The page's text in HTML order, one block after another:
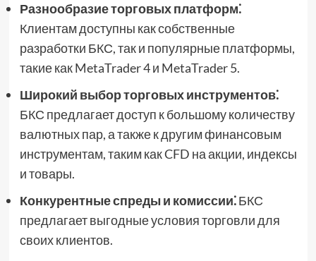
Разнообразие торговых платформ⁚
Клиентам доступны как собственные
разработки БКС, так и популярные платформы,
такие как MetaTrader 4 и MetaTrader 5.
Широкий выбор торговых инструментов⁚
БКС предлагает доступ к большому количеству
валютных пар, а также к другим финансовым
инструментам, таким как CFD на акции, индексы
и товары.
Конкурентные спреды и комиссии⁚БКС
предлагает выгодные условия торговли для
своих клиентов.